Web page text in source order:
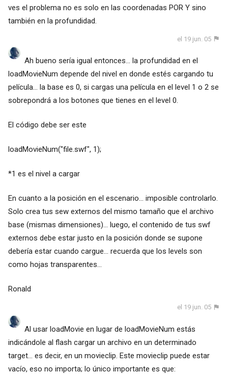
ves el problema no es solo en las coordenadas POR Y sino
también en la profundidad.
el 19 jun. 05
Ah bueno sería igual entonces... la profundidad en el
loadMovieNum depende del nivel en donde estés cargando tu
película... la base es 0, si cargas una película en el level 1 o 2 se
sobrepondrá a los botones que tienes en el level 0.
El código debe ser este
loadMovieNum("file.swf", 1);
*1 es el nivel a cargar
En cuanto a la posición en el escenario... imposible controlarlo.
Solo crea tus sew externos del mismo tamaño que el archivo
base (mismas dimensiones)... luego, el contenido de tus swf
externos debe estar justo en la posición donde se supone
debería estar cuando cargue... recuerda que los levels son
como hojas transparentes...
Ronald
el 19 jun. 05
Al usar loadMovie en lugar de loadMovieNum estás
indicándole al flash cargar un archivo en un determinado
target... es decir, en un movieclip. Este movieclip puede estar
vacío, eso no importa; lo único importante es que: